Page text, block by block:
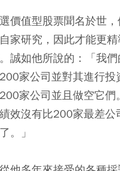
價值型股票聞名於世
家研究，因此才能更
誠如他所說的：「我
家公司並對其進行投
家公司並且做空它
效沒有比200家最差公
。」